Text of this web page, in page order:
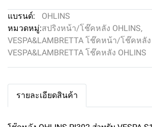
แบรนด์:
OHLINS
หมวดหมู่:สปริงหน้า/โช๊คหลัง OHLINS,
VESPA&LAMBRETTA โช๊คหน้า/โช๊คหลัง
VESPA&LAMBRETTA โช๊คหลัง OHLINS
รายละเอียดสินค้า